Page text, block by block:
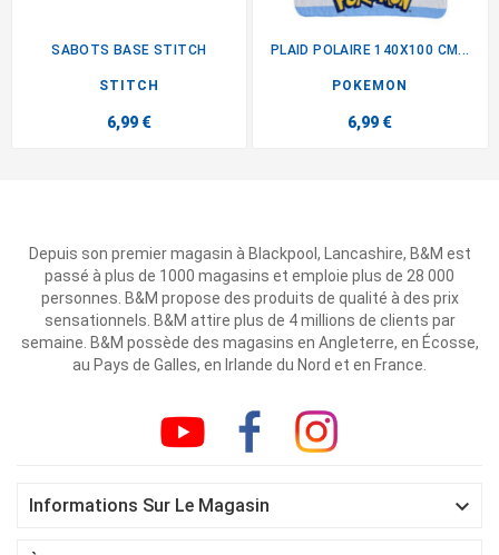
SABOTS BASE STITCH
STITCH
6,99 €
PLAID POLAIRE 140X100 CM...
POKEMON
6,99 €
Depuis son premier magasin à Blackpool, Lancashire, B&M est
passé à plus de 1000 magasins et emploie plus de 28 000
personnes. B&M propose des produits de qualité à des prix
sensationnels. B&M attire plus de 4 millions de clients par
semaine. B&M possède des magasins en Angleterre, en Écosse,
au Pays de Galles, en Irlande du Nord et en France.
Informations Sur Le Magasin 